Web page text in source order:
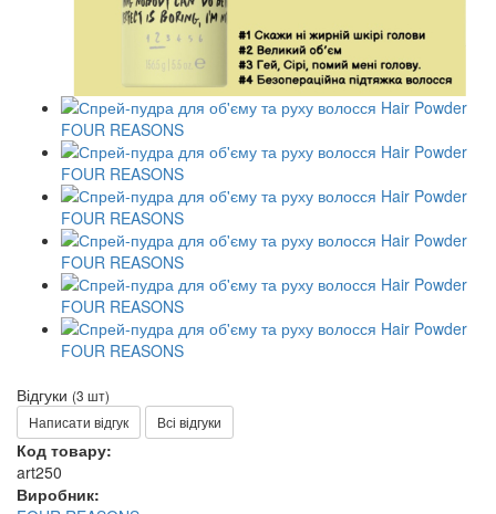
Відгуки (3 шт)
Написати відгук
Всі відгуки
Код товару:
art250
Виробник: